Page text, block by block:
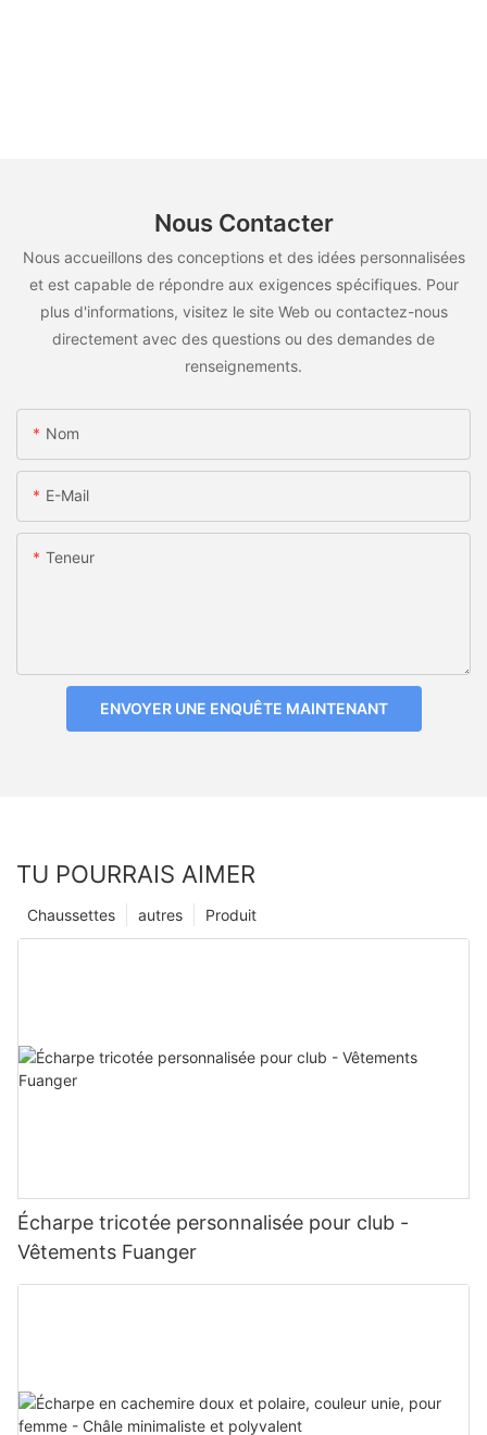
Nous Contacter
Nous accueillons des conceptions et des idées personnalisées
et est capable de répondre aux exigences spécifiques. Pour
plus d'informations, visitez le site Web ou contactez-nous
directement avec des questions ou des demandes de
renseignements.
Nom
E-Mail
Teneur
ENVOYER UNE ENQUÊTE MAINTENANT
TU POURRAIS AIMER
Produit
autres
Chaussettes
Écharpe tricotée personnalisée pour club -
Vêtements Fuanger